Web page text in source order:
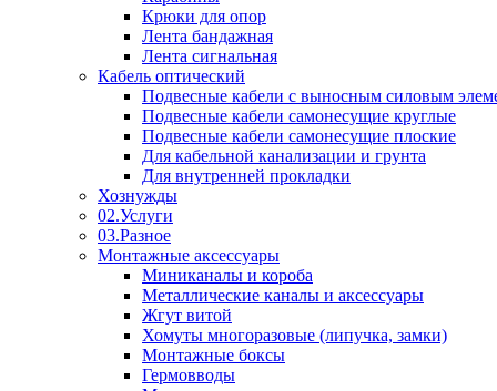
Крюки для опор
Лента бандажная
Лента сигнальная
Кабель оптический
Подвесные кабели с выносным силовым
Подвесные кабели самонесущие круглые
Подвесные кабели самонесущие плоские
Для кабельной канализации и грунта
Для внутренней прокладки
Хознужды
02.Услуги
03.Разное
Монтажные аксессуары
Миниканалы и короба
Металлические каналы и аксессуары
Жгут витой
Хомуты многоразовые (липучка, замки)
Монтажные боксы
Гермовводы